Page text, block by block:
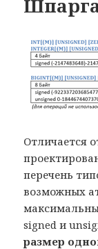
Отличается
перечень
возможных
signed и
размер